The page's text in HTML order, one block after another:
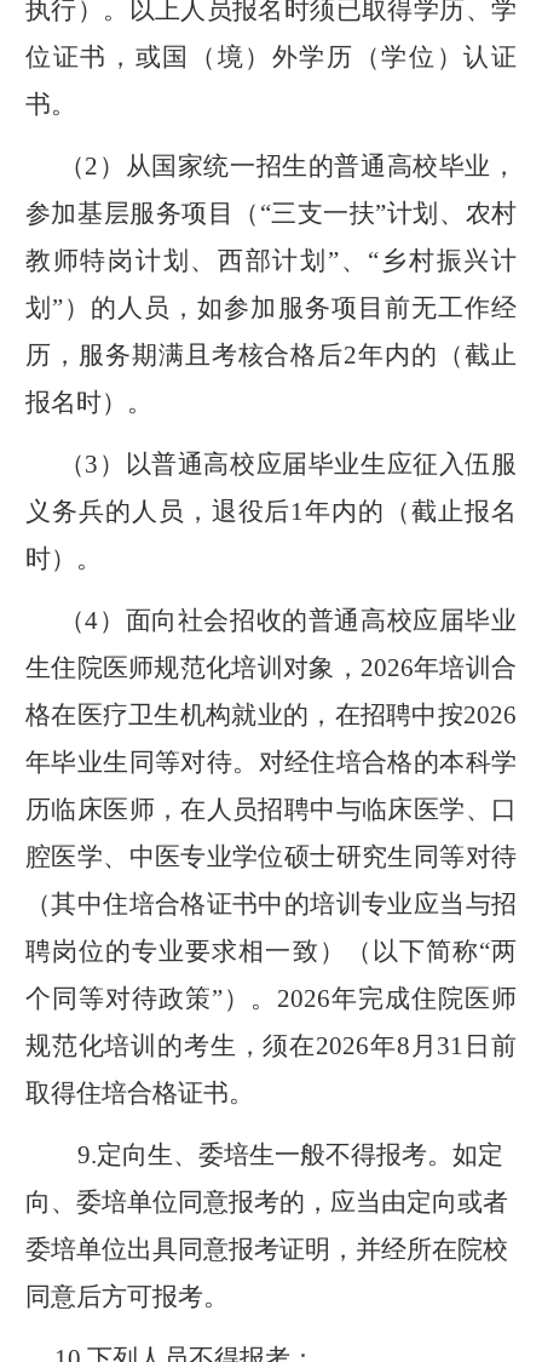
执行）。以上人员报名时须已取得学历、学
位证书，或国（境）外学历（学位）认证
书。
（2） 从国家统一招生的普通高校毕业，
参加基层服务项 目（“三支一扶”计划、农村
教师特岗计划、西部计划”、“乡村振兴计
划”）的人员，如参加服务项目前无工作经
历，服务期满且考核合格后2年内的（截止
报名时）。
（3）
以普通高校应届毕业生应征入伍服
义务兵的人员，退役后1年内的（截止报名
时）。
（4） 面向社会招收的普通高校应届毕业
生住院医师规范化培训对象， 2026年培训合
格在医疗卫生机构就业的，在招聘中按2026
年毕业生同等对待。对经住培合格的本科学
历临床医师，在人员招聘中与临床医学、口
腔医学、中医专业学位硕士研究生同等对待
（其中住培合格证书中的培训专业应当与招
聘岗位的专业要求相一致）
（以下简称“两
个同等对待政策”） 。 2026年完成住院医师
规范化培训的考生，须在2026年8 月 31 日前
取得住培合格证书。
9.定向生、委培生一般不得报考。如定
向、委培单位同意报考的，应当由定向或者
委培单位出具同意报考证明，并经所在院校
同意后方可报考。